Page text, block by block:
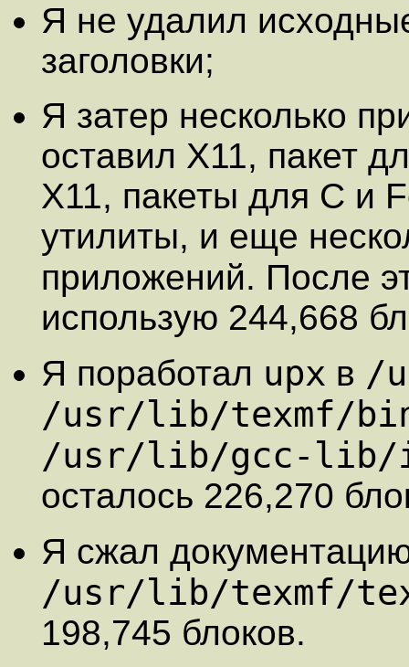
Я не удалил
заголовки;
Я затер несколько
оставил X11, пакет
X11, пакеты для C и
утилиты, и еще
приложений. После
использую 244,668
Я поработал upx в /
/usr/lib/texmf/
/usr/lib/gcc-lib/
осталось 226,270
Я сжал
/usr/lib/texmf/
198,745 блоков.